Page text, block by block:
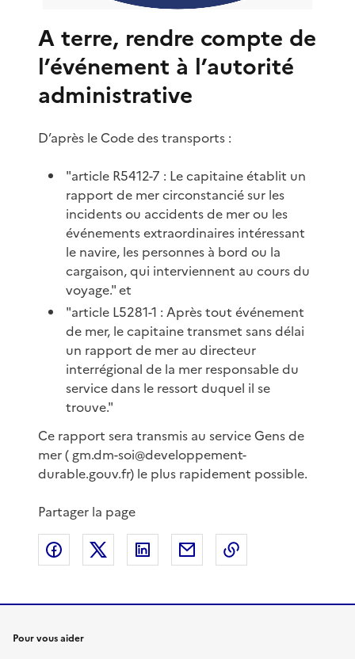
A terre, rendre compte de
l’événement à l’autorité
administrative
D’après le Code des transports :
"article R5412-7 : Le capitaine établit un
rapport de mer circonstancié sur les
incidents ou accidents de mer ou les
événements extraordinaires intéressant
le navire, les personnes à bord ou la
cargaison, qui interviennent au cours du
voyage." et
"article L5281-1 : Après tout événement
de mer, le capitaine transmet sans délai
un rapport de mer au directeur
interrégional de la mer responsable du
service dans le ressort duquel il se
trouve."
Ce rapport sera transmis au service Gens de
mer ( gm.dm-soi@developpement-
durable.gouv.fr) le plus rapidement possible.
Partager la page
Partager sur Facebook
Partager sur XPartager sur LinkedIn
Partager par email
Pour vous aider